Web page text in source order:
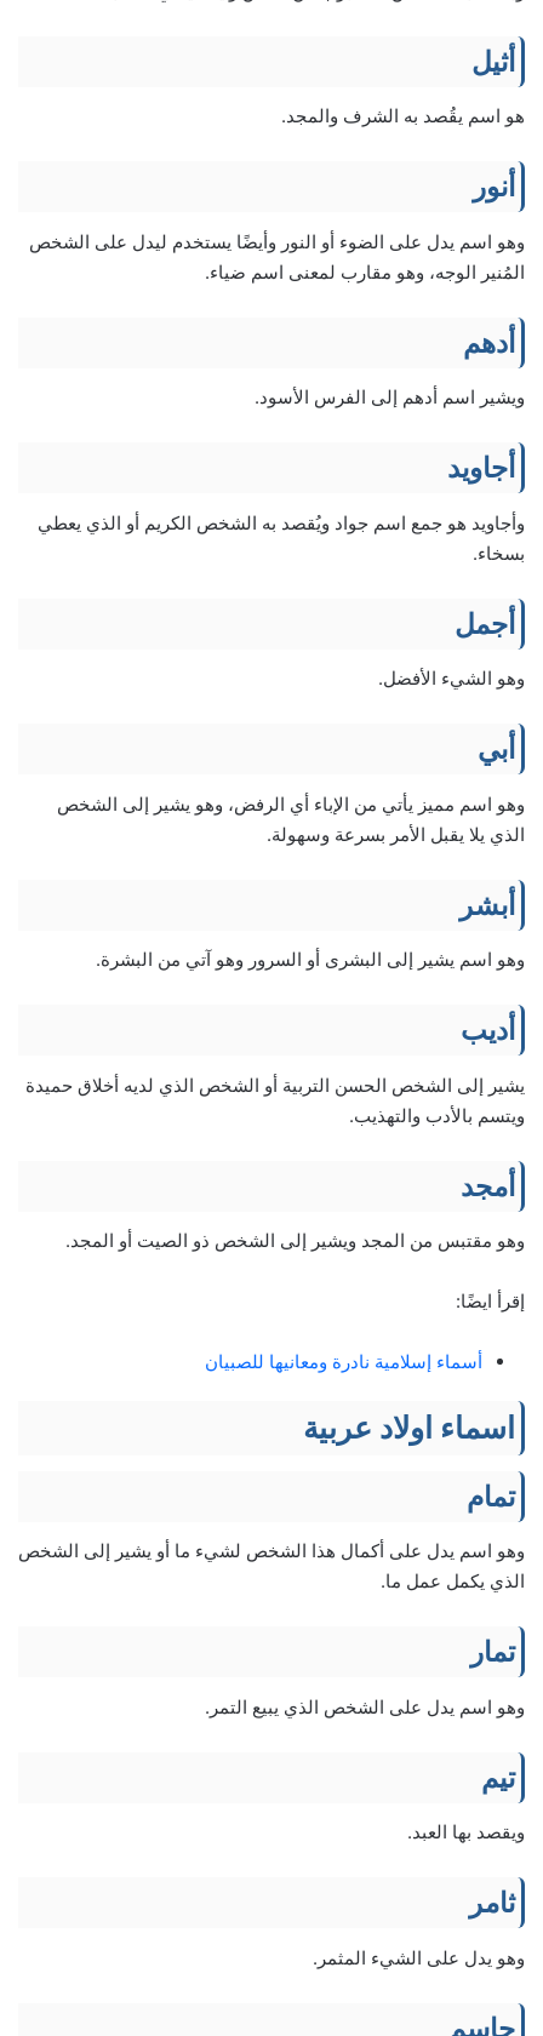
أثيل
هو اسم يقُصد به الشرف والمجد.
أنور
وهو اسم يدل على الضوء أو النور وأيضًا يستخدم ليدل على الشخص
المُنير الوجه، وهو مقارب لمعنى اسم ضياء.
أدهم
ويشير اسم أدهم إلى الفرس الأسود.
أجاويد
وأجاويد هو جمع اسم جواد ويُقصد به الشخص الكريم أو الذي يعطي
بسخاء.
أجمل
وهو الشيء الأفضل.
أبي
وهو اسم مميز يأتي من الإباء أي الرفض، وهو يشير إلى الشخص
الذي يلا يقبل الأمر بسرعة وسهولة.
أبشر
وهو اسم يشير إلى البشرى أو السرور وهو آتي من البشرة.
أديب
يشير إلى الشخص الحسن التربية أو الشخص الذي لديه أخلاق حميدة
ويتسم بالأدب والتهذيب.
أمجد
وهو مقتبس من المجد ويشير إلى الشخص ذو الصيت أو المجد.
إقرأ ايضًا:
أسماء إسلامية نادرة ومعانيها للصبيان
اسماء اولاد عربية
تمام
وهو اسم يدل على أكمال هذا الشخص لشيء ما أو يشير إلى الشخص
الذي يكمل عمل ما.
تمار
وهو اسم يدل على الشخص الذي يبيع التمر.
تيم
ويقصد بها العبد.
ثامر
وهو يدل على الشيء المثمر.
جاسم